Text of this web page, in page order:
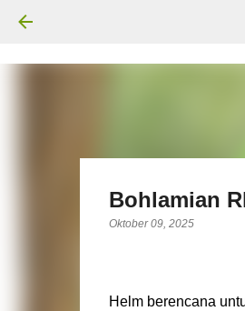
Bohlamian
Oktober 09, 2025
Helm berencana